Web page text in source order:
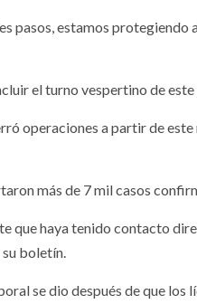
pasos, estamos protegiendo
el turno vespertino de
operaciones a partir de
más de 7 mil casos
que haya tenido contacto
boletín.
se dio después de que